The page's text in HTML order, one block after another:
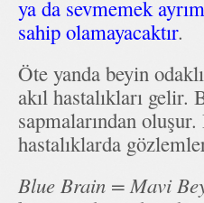
ya da sevmemek
sahip olamayacaktır.
Öte yanda beyin
akıl hastalıkları
sapmalarından
hastalıklarda
Blue Brain = Mavi